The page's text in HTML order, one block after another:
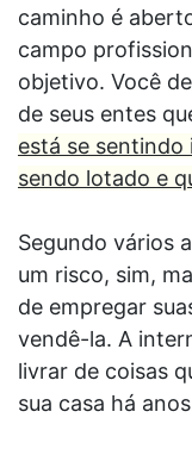
caminho é
campo
objetivo. Você
de seus entes
está se sentindo
sendo lotado e
Segundo vários
um risco, sim,
de empregar
vendê-la. A
livrar de coisas
sua casa há